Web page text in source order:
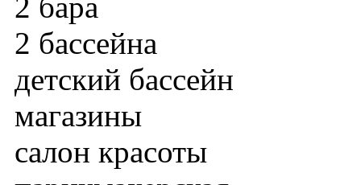
2 бассейна
детский бассейн
магазины
салон красоты